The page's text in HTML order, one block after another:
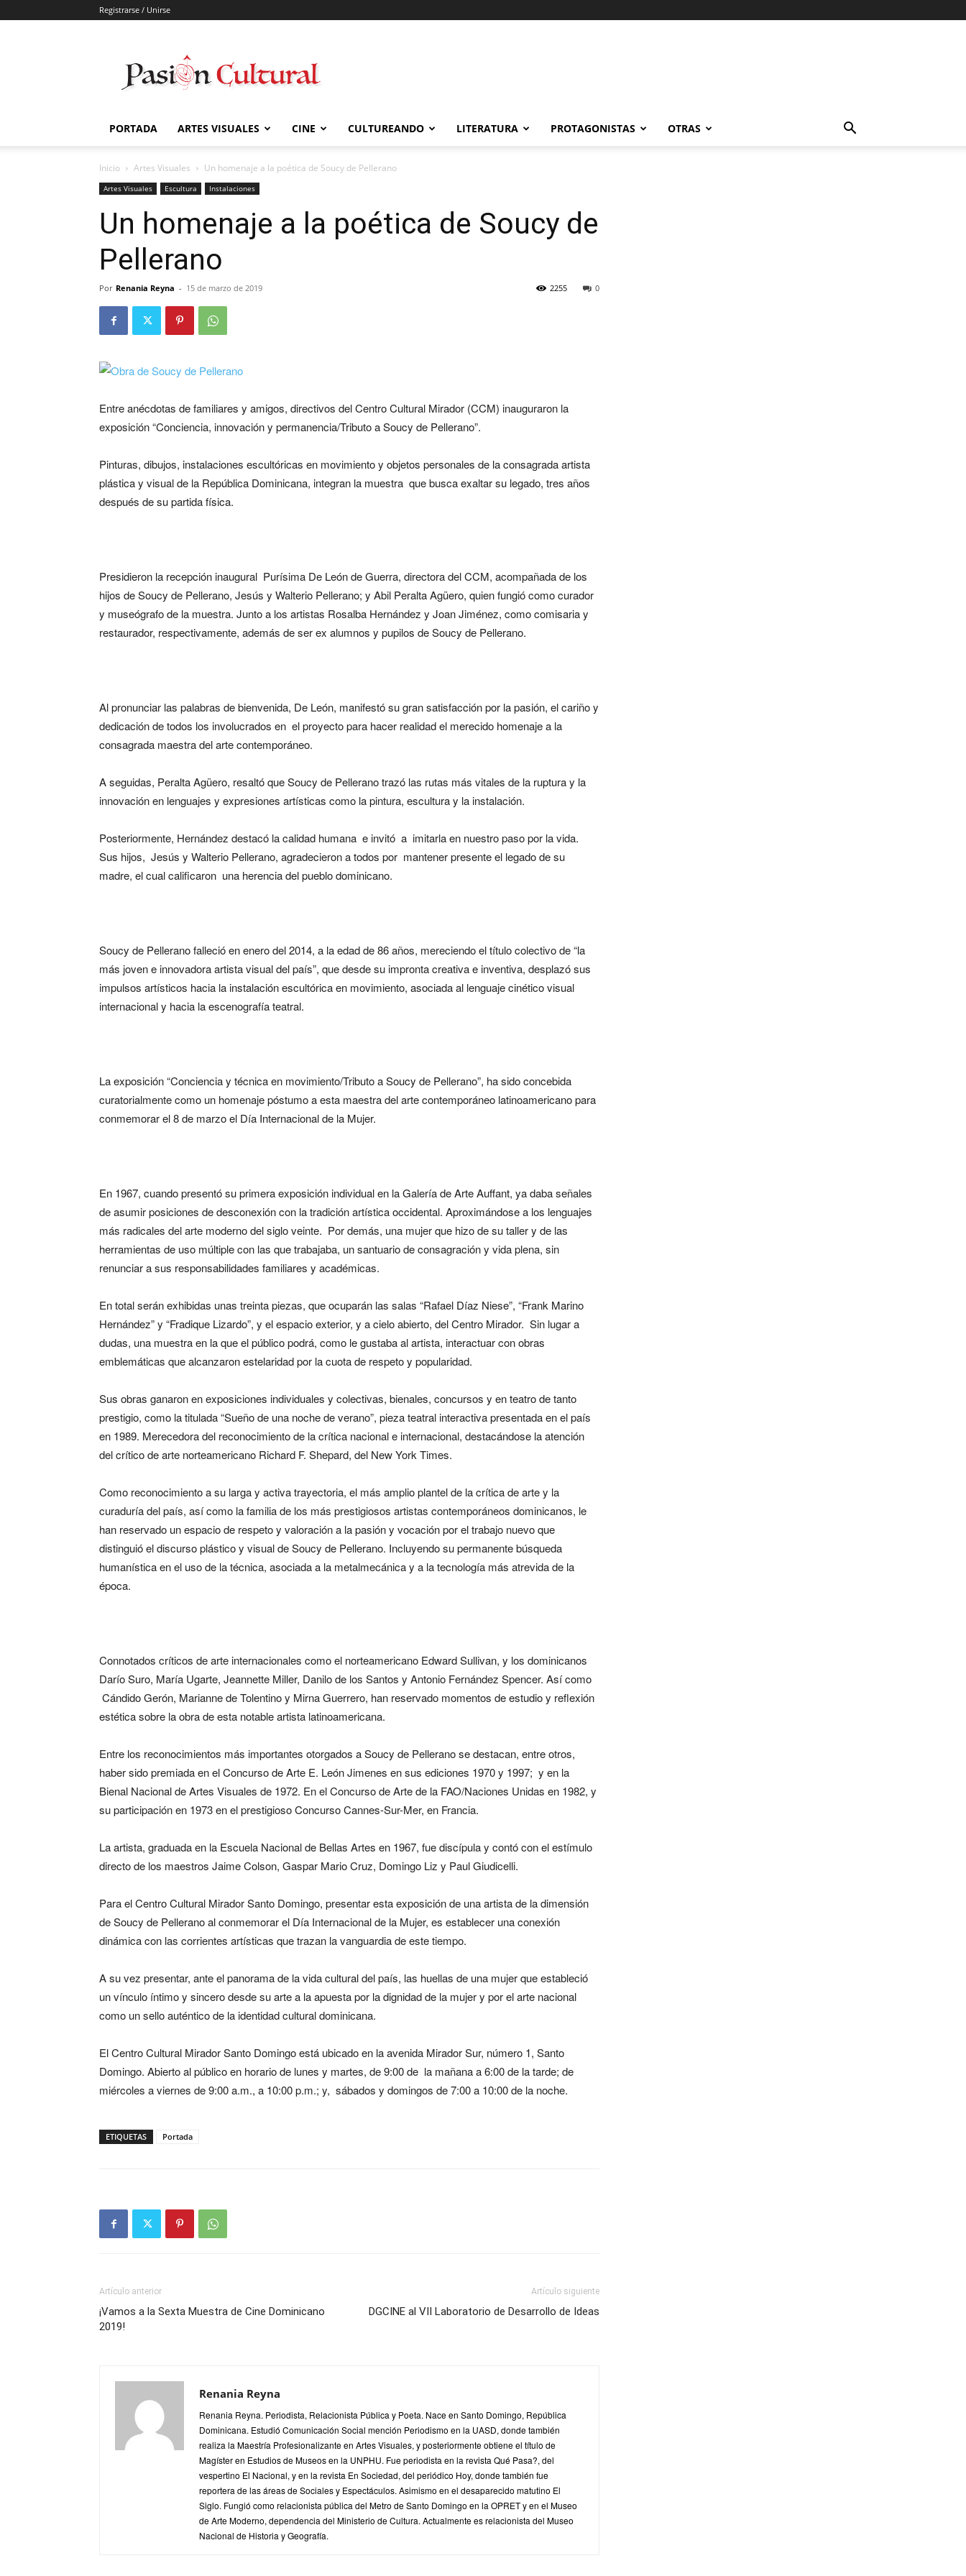
Registrarse / Unirse
Cultural
PORTADA ARTES VISUALES CINE CULTUREANDO LITERATURA PROTAGONISTAS OTRAS
Inicio Artes Visuales Un homenaje a la poética de Soucy de Pellerano
Artes Visuales Escultura Instalaciones
Un homenaje a la poética de Soucy de
Pellerano
Por Renania Reyna - 15 de marzo de 2019 0
2255
Entre anécdotas de familiares y amigos, directivos del Centro Cultural Mirador (CCM) inauguraron la
exposición “Conciencia, innovación y permanencia/Tributo a Soucy de Pellerano”.
Pinturas, dibujos, instalaciones escultóricas en movimiento y objetos personales de la consagrada artista
plástica y visual de la República Dominicana, integran la muestra que busca exaltar su legado, tres años
después de su partida física.
Presidieron la recepción inaugural Purísima De León de Guerra, directora del CCM, acompañada de los
hijos de Soucy de Pellerano, Jesús y Walterio Pellerano; y Abil Peralta Agüero, quien fungió como curador
y museógrafo de la muestra. Junto a los artistas Rosalba Hernández y Joan Jiménez, como comisaria y
restaurador, respectivamente, además de ser ex alumnos y pupilos de Soucy de Pellerano.
Al pronunciar las palabras de bienvenida, De León, manifestó su gran satisfacción por la pasión, el cariño y
dedicación de todos los involucrados en el proyecto para hacer realidad el merecido homenaje a la
consagrada maestra del arte contemporáneo.
A seguidas, Peralta Agüero, resaltó que Soucy de Pellerano trazó las rutas más vitales de la ruptura y la
innovación en lenguajes y expresiones artísticas como la pintura, escultura y la instalación.
Posteriormente, Hernández destacó la calidad humana e invitó a imitarla en nuestro paso por la vida.
Sus hijos, Jesús y Walterio Pellerano, agradecieron a todos por mantener presente el legado de su
madre, el cual calificaron una herencia del pueblo dominicano.
Soucy de Pellerano falleció en enero del 2014, a la edad de 86 años, mereciendo el título colectivo de “la
más joven e innovadora artista visual del país”, que desde su impronta creativa e inventiva, desplazó sus
impulsos artísticos hacia la instalación escultórica en movimiento, asociada al lenguaje cinético visual
internacional y hacia la escenografía teatral.
La exposición “Conciencia y técnica en movimiento/Tributo a Soucy de Pellerano”, ha sido concebida
curatorialmente como un homenaje póstumo a esta maestra del arte contemporáneo latinoamericano para
conmemorar el 8 de marzo el Día Internacional de la Mujer.
En 1967, cuando presentó su primera exposición individual en la Galería de Arte Auffant, ya daba señales
de asumir posiciones de desconexión con la tradición artística occidental. Aproximándose a los lenguajes
más radicales del arte moderno del siglo veinte. Por demás, una mujer que hizo de su taller y de las
herramientas de uso múltiple con las que trabajaba, un santuario de consagración y vida plena, sin
renunciar a sus responsabilidades familiares y académicas.
En total serán exhibidas unas treinta piezas, que ocuparán las salas “Rafael Díaz Niese”, “Frank Marino
Hernández” y “Fradique Lizardo”, y el espacio exterior, y a cielo abierto, del Centro Mirador. Sin lugar a
dudas, una muestra en la que el público podrá, como le gustaba al artista, interactuar con obras
emblemáticas que alcanzaron estelaridad por la cuota de respeto y popularidad.
Sus obras ganaron en exposiciones individuales y colectivas, bienales, concursos y en teatro de tanto
prestigio, como la titulada “Sueño de una noche de verano”, pieza teatral interactiva presentada en el país
en 1989. Merecedora del reconocimiento de la crítica nacional e internacional, destacándose la atención
del crítico de arte norteamericano Richard F. Shepard, del New York Times.
Como reconocimiento a su larga y activa trayectoria, el más amplio plantel de la crítica de arte y la
curaduría del país, así como la familia de los más prestigiosos artistas contemporáneos dominicanos, le
han reser­vado un espacio de respeto y valoración a la pasión y vocación por el trabajo nuevo que
distinguió el discurso plástico y visual de Soucy de Pellerano. Incluyendo su permanente búsqueda
humanística en el uso de la técnica, asociada a la metalmecánica y a la tecnología más atrevida de la
época.
Connotados críticos de arte internacionales como el norteamericano Edward Sullivan, y los dominicanos
Darío Suro, María Ugarte, Jeannette Miller, Danilo de los Santos y Antonio Fernández Spencer. Así como
Cándido Gerón, Marianne de Tolentino y Mirna Guerrero, han reservado momentos de estudio y reflexión
estética sobre la obra de esta notable artista latino­americana.
Entre los reconocimientos más importantes otorgados a Soucy de Pellerano se destacan, entre otros,
haber sido premiada en el Concurso de Arte E. León Jimenes en sus ediciones 1970 y 1997; y en la
Bienal Nacional de Artes Visuales de 1972. En el Concurso de Arte de la FAO/Naciones Unidas en 1982, y
su participación en 1973 en el prestigioso Concurso Cannes-Sur-Mer, en Francia.
La artista, graduada en la Escuela Nacional de Bellas Artes en 1967, fue discípula y contó con el estímulo
directo de los maestros Jaime Colson, Gaspar Mario Cruz, Domingo Liz y Paul Giudicelli.
Para el Centro Cultural Mirador Santo Domingo, presentar esta exposición de una artista de la dimensión
de Soucy de Pellerano al conmemorar el Día Internacional de la Mujer, es establecer una conexión
dinámica con las corrientes artísticas que trazan la vanguardia de este tiempo.
A su vez presentar, ante el panorama de la vida cultural del país, las huellas de una mujer que estableció
un vínculo íntimo y sincero desde su arte a la apuesta por la dignidad de la mujer y por el arte nacional
como un sello auténtico de la identidad cultural dominicana.
El Centro Cultural Mirador Santo Domingo está ubicado en la avenida Mirador Sur, número 1, Santo
Domingo. Abierto al público en horario de lunes y martes, de 9:00 de la mañana a 6:00 de la tarde; de
miércoles a viernes de 9:00 a.m., a 10:00 p.m.; y, sábados y domingos de 7:00 a 10:00 de la noche.
ETIQUETAS Portada
Artículo anterior
¡Vamos a la Sexta Muestra de Cine Dominicano
2019!
Artículo siguiente
DGCINE al VII Laboratorio de Desarrollo de Ideas
Renania Reyna
Renania Reyna. Periodista, Relacionista Pública y Poeta. Nace en Santo Domingo, República
Dominicana. Estudió Comunicación Social mención Periodismo en la UASD, donde también
realiza la Maestría Profesionalizante en Artes Visuales, y posteriormente obtiene el título de
Magíster en Estudios de Museos en la UNPHU. Fue periodista en la revista Qué Pasa?, del
vespertino El Nacional, y en la revista En Sociedad, del periódico Hoy, donde también fue
reportera de las áreas de Sociales y Espectáculos. Asimismo en el desaparecido matutino El
Siglo. Fungió como relacionista pública del Metro de Santo Domingo en la OPRET y en el Museo
de Arte Moderno, dependencia del Ministerio de Cultura. Actualmente es relacionista del Museo
Nacional de Historia y Geografía.